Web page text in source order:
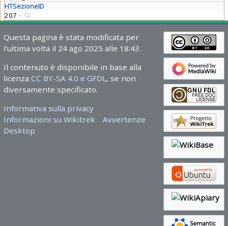
HTSezioneID
207 +
Questa pagina è stata modificata per
l'ultima volta il 24 ago 2025 alle 18:43.
Il contenuto è disponibile in base alla
licenza CC BY-SA 4.0 e GFDL , se non
diversamente specificato.
Informativa sulla privacy
Informazioni su Wikitrek
Avvertenze
Desktop